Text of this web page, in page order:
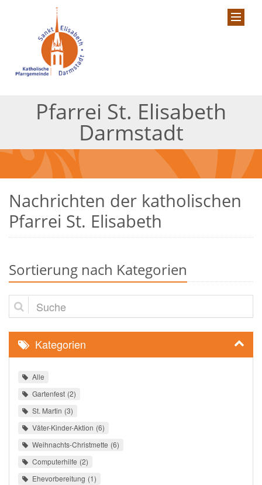
Pfarrei St. Elisabeth
Darmstadt
Nachrichten der katholischen
Pfarrei St. Elisabeth
Sortierung nach Kategorien
Suche
Kategorien
Alle
Gartenfest 2
St. Martin 3
Väter-Kinder-Aktion 6
Weihnachts-Christmette 6
Computerhilfe 2
Ehevorbereitung 1